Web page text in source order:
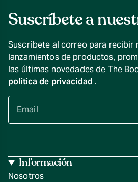
Suscríbete a
Suscríbete al correo para recibir
lanzamientos de productos,
las últimas novedades de The
política de privacidad .
Información
Nosotros